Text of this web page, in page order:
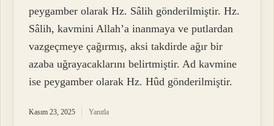
peygamber olarak Hz. Sâlih gönderilmiştir. Hz.
Sâlih, kavmini Allah’a inanmaya ve putlardan
vazgeçmeye çağırmış, aksi takdirde ağır bir
azaba uğrayacaklarını belirtmiştir. Ad kavmine
ise peygamber olarak Hz. Hûd gönderilmiştir.
Kasım 23, 2025 Yanıtla